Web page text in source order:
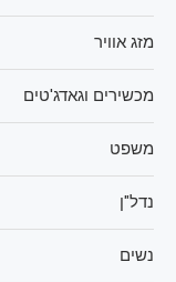
מזג אוויר
מכשירים וגאדג'טים
משפט
נדל"ן
נשים